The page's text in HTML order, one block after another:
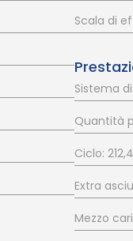
Scala di
Sistema
Quantità
Ciclo: 212,4
Extra
Mezzo